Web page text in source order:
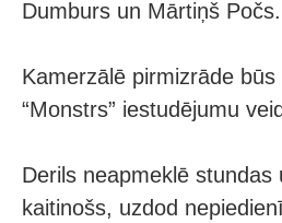
Dumburs un Mārtiņš Počs.
Kamerzālē pirmizrāde
“Monstrs” iestudējumu
Derils neapmeklē
kaitinošs, uzdod